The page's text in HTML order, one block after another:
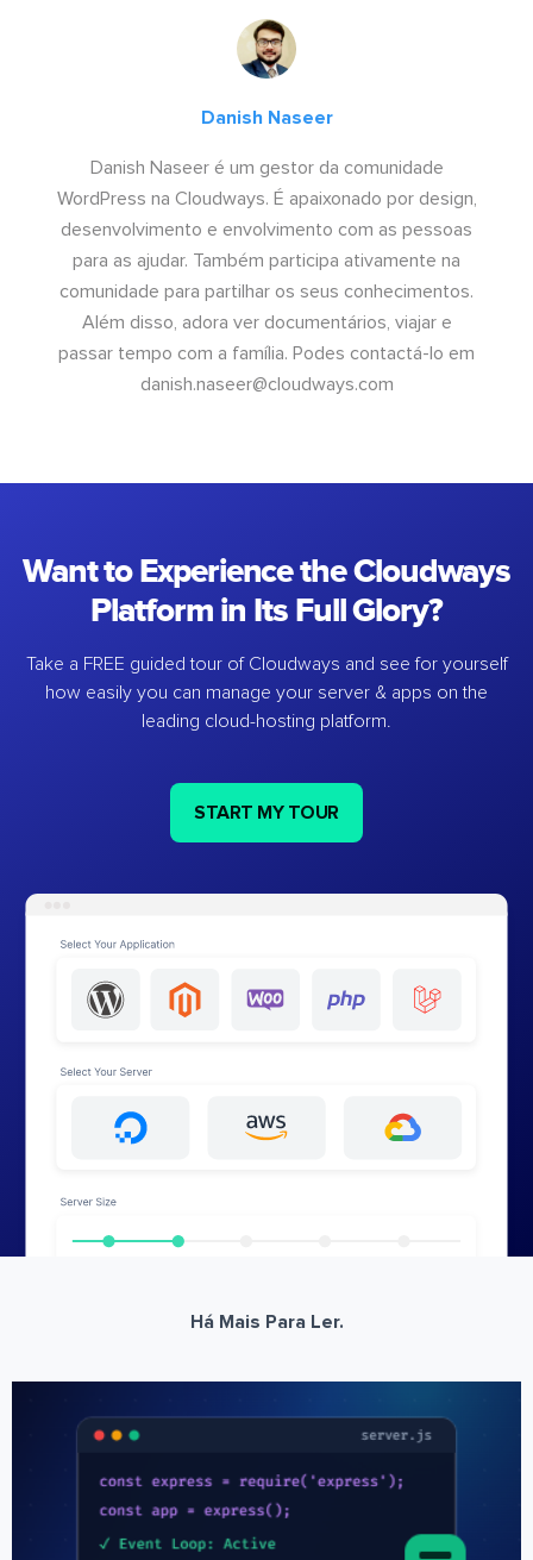
Danish Naseer
Danish Naseer é um gestor da comunidade
WordPress na Cloudways. É apaixonado por design,
desenvolvimento e envolvimento com as pessoas
para as ajudar. Também participa ativamente na
comunidade para partilhar os seus conhecimentos.
Além disso, adora ver documentários, viajar e
passar tempo com a família. Podes contactá-lo em
danish.naseer@cloudways.com
Want to Experience the Cloudways
Platform in Its Full Glory?
Take a FREE guided tour of Cloudways and see for yourself
how easily you can manage your server & apps on the
leading cloud-hosting platform.
START MY TOUR
Há Mais Para Ler.